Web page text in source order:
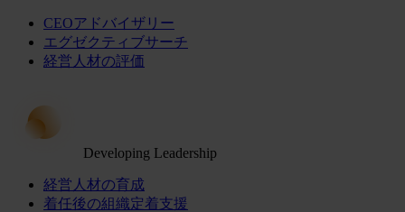
CEOアドバイザリー
エグゼクティブサーチ
経営人材の評価
Developing Leadership
経営人材の育成
着任後の組織定着支援